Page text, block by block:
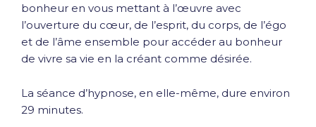
bonheur en vous mettant à l’œuvre avec
l’ouverture du cœur, de l’esprit, du corps, de l’égo
et de l’âme ensemble pour accéder au bonheur
de vivre sa vie en la créant comme désirée.
La séance d’hypnose, en elle-même, dure environ
29 minutes.